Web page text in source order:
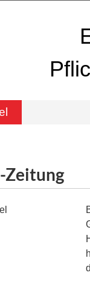
Zeitung